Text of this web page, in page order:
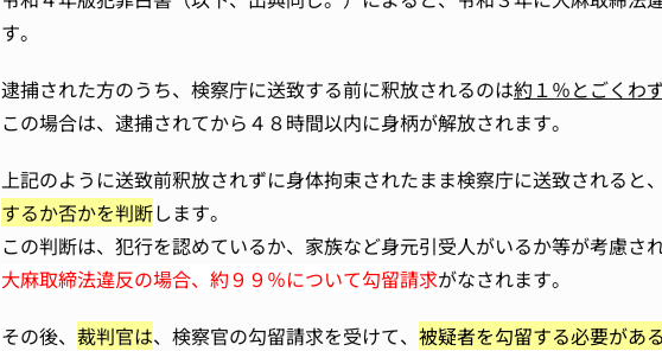
す。
逮捕された方のうち、検察庁に送致する前に釈放されるのは約１％とごくわ
この場合は、逮捕されてから４８時間以内に身柄が解放されます。
上記のように送致前釈放されずに身体拘束されたまま検察庁に送致されると
するか否かを判断します。
この判断は、犯行を認めているか、家族など身元引受人がいるか等が考慮され
大麻取締法違反の場合、 約９９％について勾留請求がなされます。
その後、 裁判官は、検察官の勾留請求を受けて、 被疑者を勾留する必要があ